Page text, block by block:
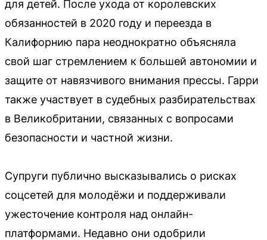
для детей. После ухода от королевских
обязанностей в 2020 году и переезда в
Калифорнию пара неоднократно объясняла
свой шаг стремлением к большей автономии и
защите от навязчивого внимания прессы. Гарри
также участвует в судебных разбирательствах
в Великобритании, связанных с вопросами
безопасности и частной жизни.
Супруги публично высказывались о рисках
соцсетей для молодёжи и поддерживали
ужесточение контроля над онлайн-
платформами. Недавно они одобрили